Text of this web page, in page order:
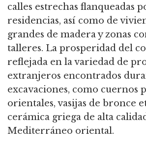
calles estrechas flanqueadas
residencias, así como de
grandes de madera y zonas
talleres. La prosperidad del
reflejada en la variedad de
extranjeros encontrados
excavaciones, como cuernos
orientales, vasijas de bronce
cerámica griega de alta
Mediterráneo oriental.